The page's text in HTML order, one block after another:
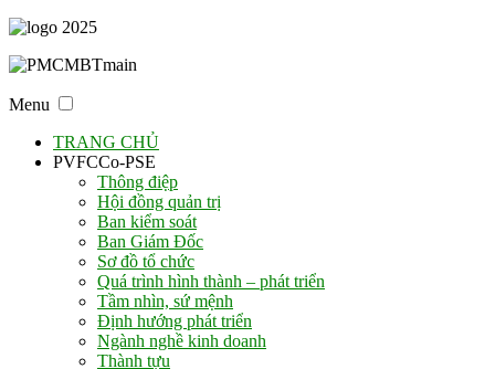
Menu
TRANG CHỦ
PVFCCo-PSE
Thông điệp
Hội đồng quản trị
Ban kiểm soát
Ban Giám Đốc
Sơ đồ tổ chức
Quá trình hình thành – phát triển
Tầm nhìn, sứ mệnh
Định hướng phát triển
Ngành nghề kinh doanh
Thành tựu